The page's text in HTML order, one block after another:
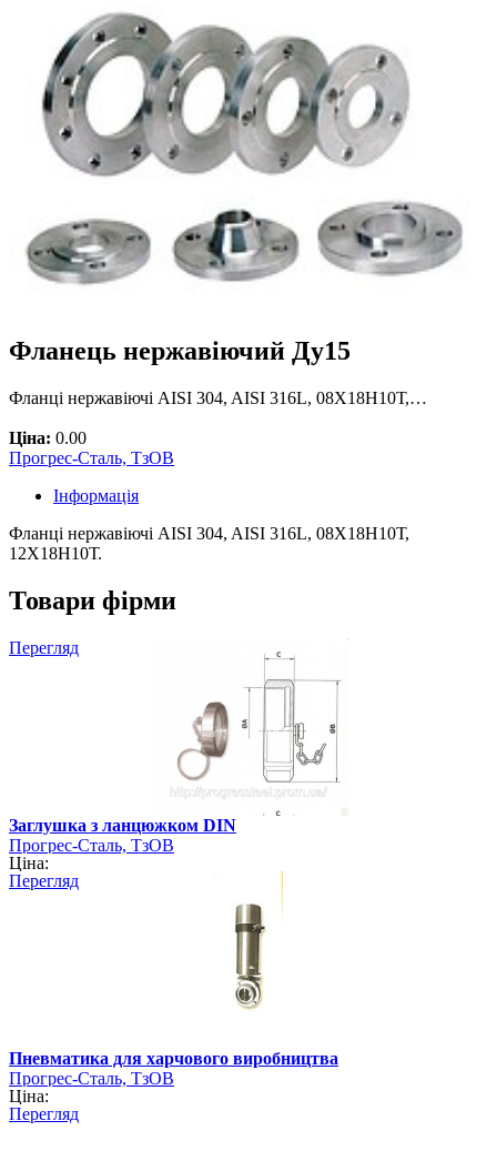
Фланець нержавіючий Ду15
Фланці нержавіючі AISI 304, AISI 316L, 08Х18Н10Т,…
Ціна: 0.00
Прогрес-Сталь, ТзОВ
Інформація
Фланці нержавіючі AISI 304, AISI 316L, 08Х18Н10Т,
12Х18Н10Т.
Товари фірми
Перегляд
Заглушка з ланцюжком DIN
Прогрес-Сталь, ТзОВ
Ціна:
Перегляд
Пневматика для харчового виробництва
Прогрес-Сталь, ТзОВ
Ціна:
Перегляд